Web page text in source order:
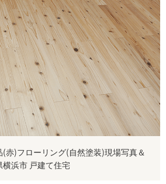
赤)フローリング(自然塗装)現場写真＆
浜市 戸建て住宅